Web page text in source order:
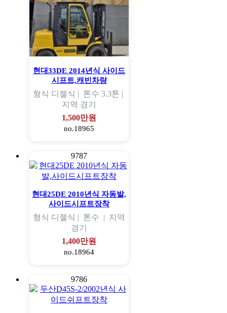
현대33DE 2014년식 사이드
시프트,캐빈차량
형식 디젤식 | 톤수 3.3톤 |
지역 경기
1,500만원
no.18965
9787
현대25DE 2010년식 자동발,
사이드시프트장착
형식 디젤식 | 톤수 | 지역
경기
1,400만원
no.18964
9786